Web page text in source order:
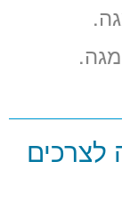
לצרכים